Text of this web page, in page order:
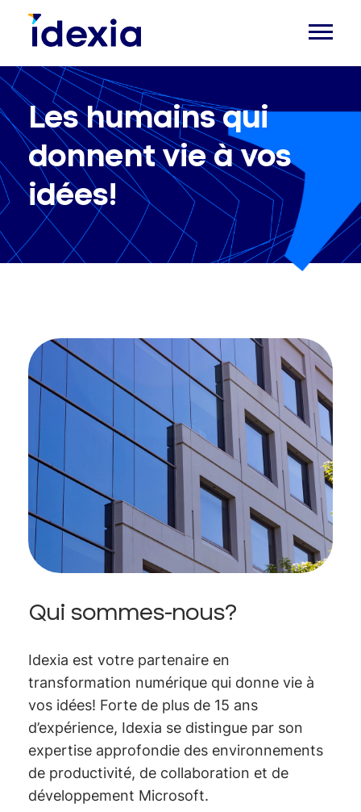
Les humains qui
donnent vie à vos
idées!
Qui sommes-nous?
Idexia est votre partenaire en
transformation numérique qui donne vie à
vos idées! Forte de plus de 15 ans
d’expérience, Idexia se distingue par son
expertise approfondie des environnements
de productivité, de collaboration et de
développement Microsoft.